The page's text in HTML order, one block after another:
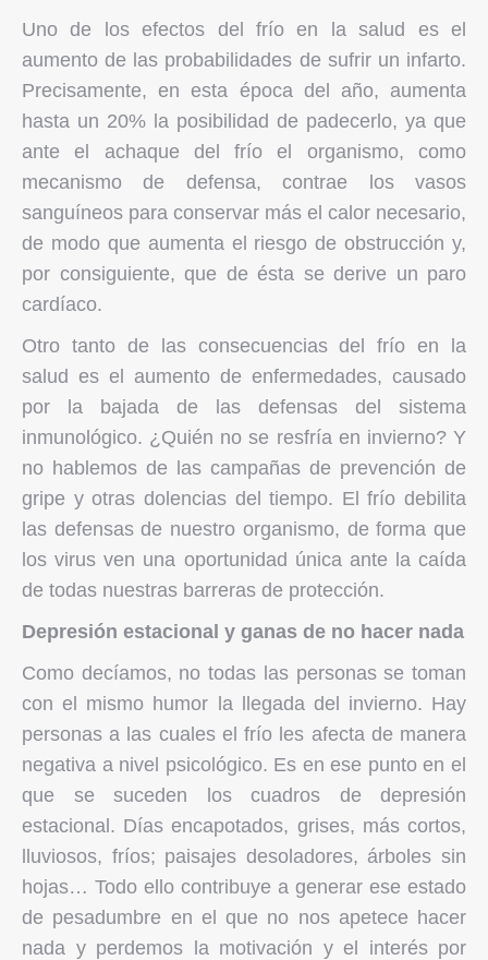
Uno de los efectos del frío en la salud es el
aumento de las probabilidades de sufrir un infarto.
Precisamente, en esta época del año, aumenta
hasta un 20% la posibilidad de padecerlo, ya que
ante el achaque del frío el organismo, como
mecanismo de defensa, contrae los vasos
sanguíneos para conservar más el calor necesario,
de modo que aumenta el riesgo de obstrucción y,
por consiguiente, que de ésta se derive un paro
cardíaco.
Otro tanto de las consecuencias del frío en la
salud es el aumento de enfermedades, causado
por la bajada de las defensas del sistema
inmunológico. ¿Quién no se resfría en invierno? Y
no hablemos de las campañas de prevención de
gripe y otras dolencias del tiempo. El frío debilita
las defensas de nuestro organismo, de forma que
los virus ven una oportunidad única ante la caída
de todas nuestras barreras de protección.
Depresión estacional y ganas de no hacer nada
Como decíamos, no todas las personas se toman
con el mismo humor la llegada del invierno. Hay
personas a las cuales el frío les afecta de manera
negativa a nivel psicológico. Es en ese punto en el
que se suceden los cuadros de depresión
estacional. Días encapotados, grises, más cortos,
lluviosos, fríos; paisajes desoladores, árboles sin
hojas… Todo ello contribuye a generar ese estado
de pesadumbre en el que no nos apetece hacer
nada y perdemos la motivación y el interés por